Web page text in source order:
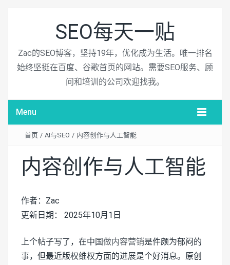
SEO每天一贴
Zac的SEO博客，坚持19年，优化成为生活。唯一排名
始终坚挺在百度、谷歌首页的网站。需要SEO服务、顾
问和培训的公司欢迎找我。
Menu
首页 / AI与SEO / 内容创作与人工智能
内容创作与人工智能
作者：Zac
更新日期： 2025年10月1日
上个帖子写了，在中国做内容营销是件颇为郁闷的
事，但最近版权维权方面的进展是个好消息。原创